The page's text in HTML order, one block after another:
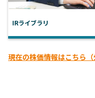
IRライブラリ
現在の株価情報はこちら（